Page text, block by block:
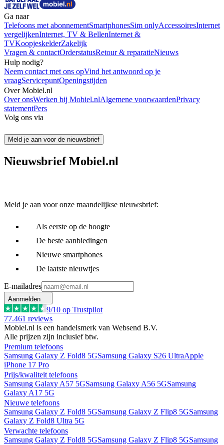
Ga naar
Telefoons met abonnementSmartphonesSim onlyAccessoiresInternet
vergelijkenInternet, TV & BellenInternet &
TVKoopjeskelderZakelijk
Vragen & contactOrderstatusRetour & reparatieNieuws
Hulp nodig?
Neem contact met ons opVind het antwoord op je
vraagServicepuntOpeningstijden
Over Mobiel.nl
Over onsWerken bij Mobiel.nlAlgemene voorwaardenPrivacy
statementPers
Volg ons via
Meld je aan voor de nieuwsbrief
Nieuwsbrief Mobiel.nl
Meld je aan voor onze maandelijkse nieuwsbrief:
Als eerste op de hoogte
De beste aanbiedingen
Nieuwe smartphones
De laatste nieuwtjes
E-mailadres
Aanmelden
9/10 op Trustpilot
77.461 reviews
Mobiel.nl is een handelsmerk van Websend B.V.
Alle prijzen zijn inclusief btw.
Premium telefoons
Samsung Galaxy Z Fold8 5GSamsung Galaxy S26 UltraApple
iPhone 17 Pro
Prijs/kwaliteit telefoons
Samsung Galaxy A57 5GSamsung Galaxy A56 5GSamsung
Galaxy A17 5G
Nieuwe telefoons
Samsung Galaxy Z Fold8 5GSamsung Galaxy Z Flip8 5GSamsung
Galaxy Z Fold8 Ultra 5G
Verwachte telefoons
Samsung Galaxy Z Fold8 5GSamsung Galaxy Z Flip8 5GSamsung